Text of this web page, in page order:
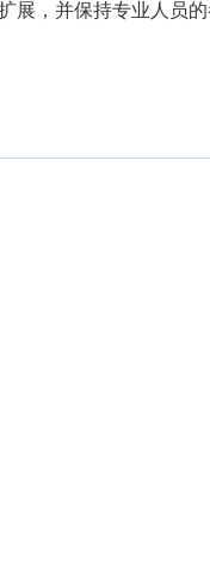
展，并保持专业人员